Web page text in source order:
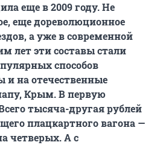
еще в 2009 году. Не
еще дореволюционное
а уже в современной
лет эти составы стали
способов
и на отечественные
Крым. В первую
тысяча-другая рублей
плацкартного вагона —
четверых. А с